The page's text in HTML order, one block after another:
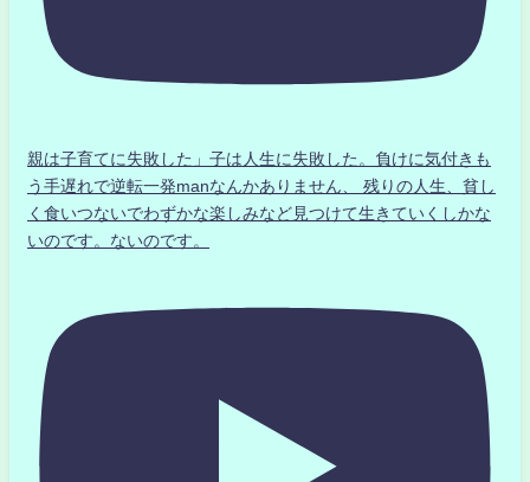
親は子育てに失敗した」子は人生に失敗した。負けに気付きも
う手遅れで逆転一発manなんかありません、 残りの人生、貧し
く食いつないでわずかな楽しみなど見つけて生きていくしかな
いのです。ないのです。